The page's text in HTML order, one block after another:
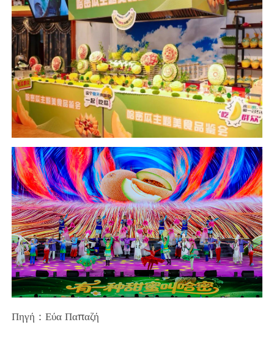
Πηγή：Εύα Παπαζή